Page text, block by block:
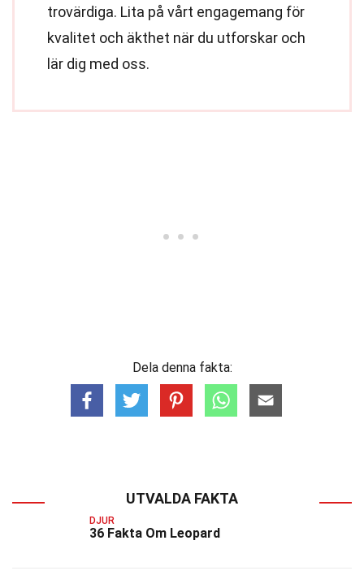
trovärdiga. Lita på vårt engagemang för
kvalitet och äkthet när du utforskar och
lär dig med oss.
Dela denna fakta:
UTVALDA FAKTA
DJUR
36 Fakta Om Leopard